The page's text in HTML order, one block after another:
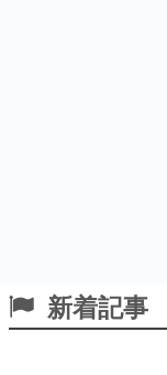
新着記事